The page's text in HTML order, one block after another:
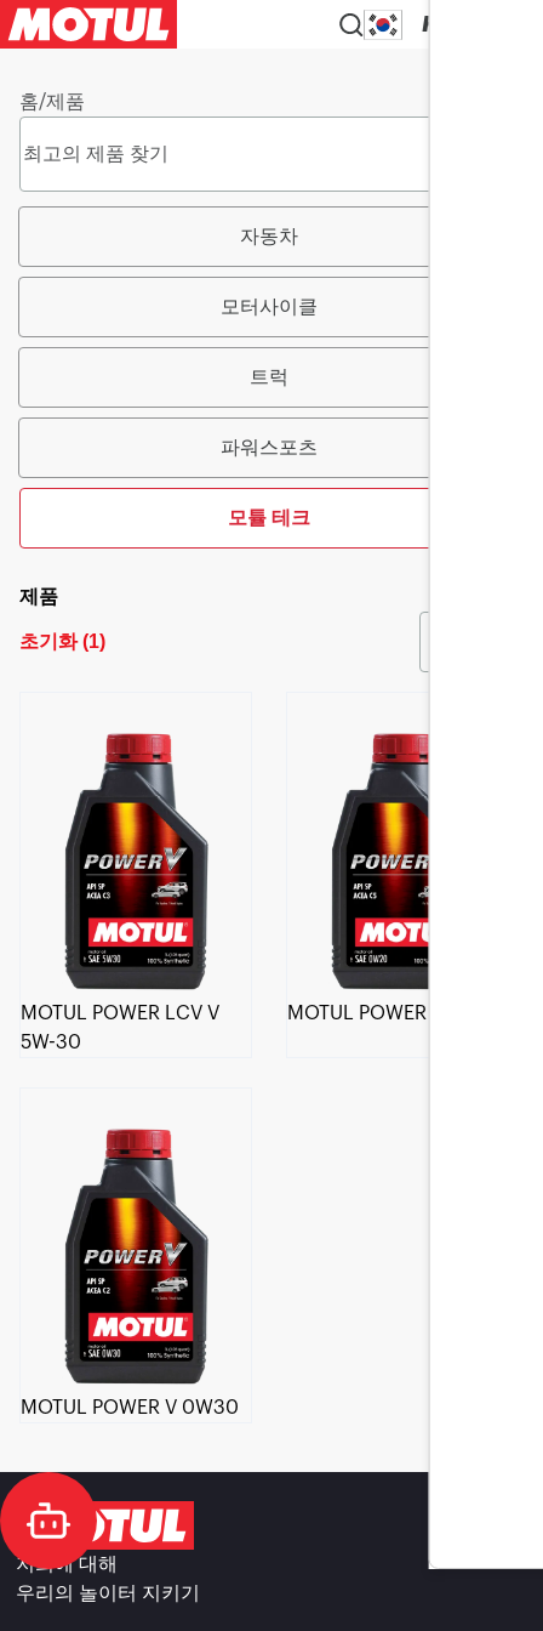
KO
홈/제품
자동차
모터사이클
트럭
파워스포츠
모튤 테크
제품
초기화(1)
MOTUL POWER LCV V
5W-30
MOTUL POWER V 0W20
MOTUL POWER V 0W30
저희에 대해
우리의 놀이터 지키기